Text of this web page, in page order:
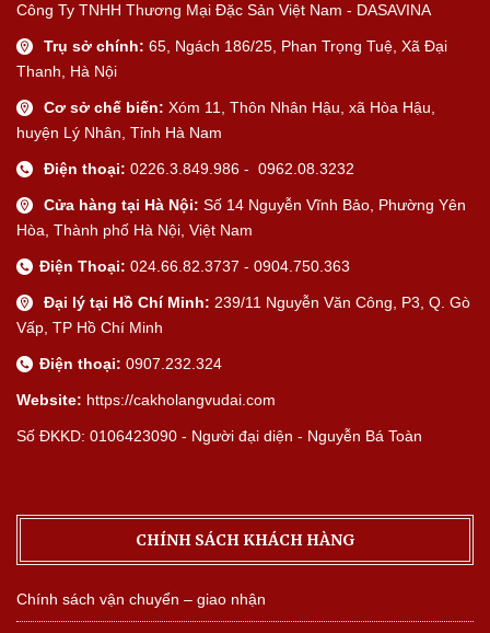
Công Ty TNHH Thương Mại Đặc Sản Việt Nam - DASAVINA
Trụ sở chính: 65, Ngách 186/25, Phan Trọng Tuệ, Xã Đại
Thanh, Hà Nội
Cơ sở chế biến: Xóm 11, Thôn Nhân Hậu, xã Hòa Hậu,
huyện Lý Nhân, Tỉnh Hà Nam
Điện thoại: 0226.3.849.986 - 0962.08.3232
Cửa hàng tại Hà Nội: Số 14 Nguyễn Vĩnh Bảo, Phường Yên
Hòa, Thành phố Hà Nội, Việt Nam
Điện Thoại: 024.66.82.3737 - 0904.750.363
Đại lý tại Hồ Chí Minh: 239/11 Nguyễn Văn Công, P3, Q. Gò
Vấp, TP Hồ Chí Minh
Điện thoại: 0907.232.324
Website: https://cakholangvudai.com
Số ĐKKD: 0106423090 - Người đại diện - Nguyễn Bá Toàn
CHÍNH SÁCH KHÁCH HÀNG
Chính sách vận chuyển – giao nhận